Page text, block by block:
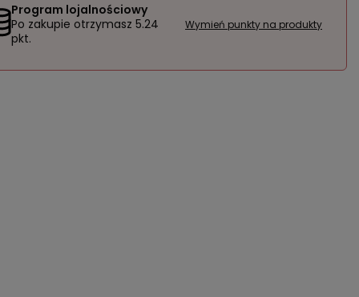
Program lojalnościowy
Po zakupie otrzymasz 5.24
pkt.
Wymień punkty na produkty